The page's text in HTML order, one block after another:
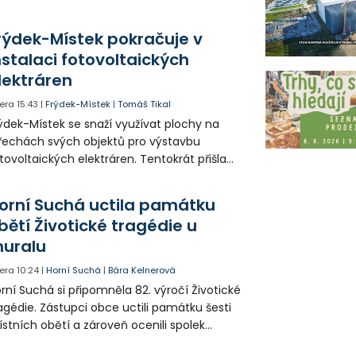
někteří obyvatelé rozhodli sepsat petici.
Místek pokračuje v
fotovoltaických
15:43 |Frýdek-Místek |Tomáš Tikal
Místek se snaží využívat plochy na
svých objektů pro výstavbu
elektráren. Tentokrát přišla
Suchá uctila památku
Životické tragédie u
10:24 |Horní Suchá |Bára Kelnerová
Suchá si připomněla 82. výročí Životické
Zástupci obce uctili památku šesti
obětí a zároveň ocenili spolek